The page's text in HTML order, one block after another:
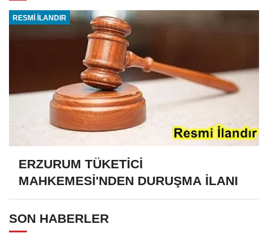
RESMİ İLANDIR
ERZURUM TÜKETİCİ
MAHKEMESİ'NDEN DURUŞMA İLANI
SON HABERLER